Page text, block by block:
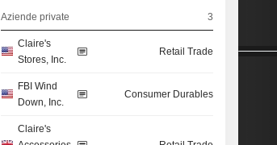
Aziende private 3
Claire's
Stores, Inc.
Retail Trade
FBI Wind
Down, Inc.
Consumer Durables
Claire's